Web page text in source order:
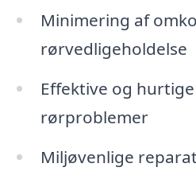
Minimering af
rørvedligeholdelse
Effektive og
rørproblemer
Miljøvenlige